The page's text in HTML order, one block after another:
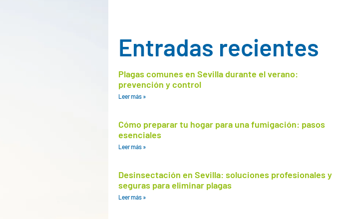
Entradas recientes
Plagas comunes en Sevilla durante el verano:
prevención y control
Leer más »
Cómo preparar tu hogar para una fumigación: pasos
esenciales
Leer más »
Desinsectación en Sevilla: soluciones profesionales y
seguras para eliminar plagas
Leer más »